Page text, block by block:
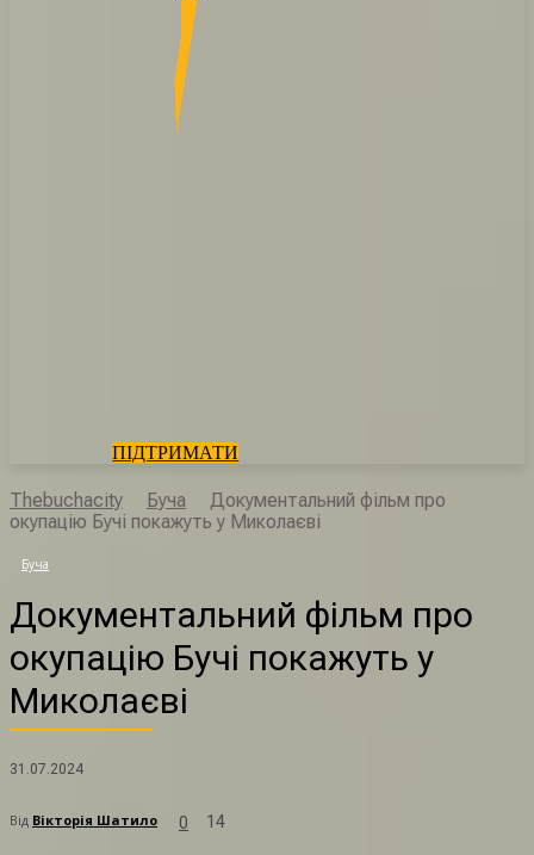
ПІДТРИМАТИ
Thebuchacity Буча
Документальний фільм про
окупацію Бучі покажуть у Миколаєві
Буча
Документальний фільм про
окупацію Бучі покажуть у
Миколаєві
31.07.2024
Від Вікторія Шатило 0 14